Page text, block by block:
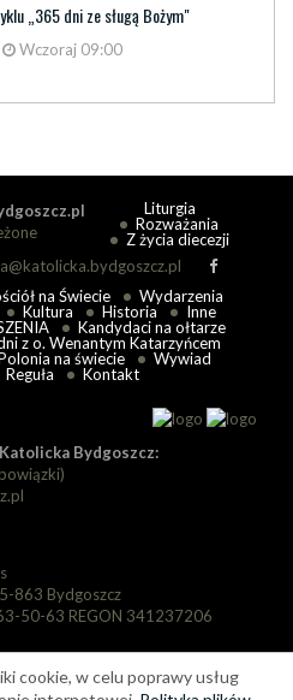
„365 dni ze sługą Bożym"
Wczoraj 09:00
Liturgia
Rozważania
Z życia diecezji
na Świecie
Wydarzenia
Kultura Historia
Inne
Kandydaci na ołtarze
z o. Wenantym Katarzyńcem
na świecie
Wywiad
Reguła Kontakt
Bydgoszcz:
863 Bydgoszcz
50-63 REGON 341237206
cookie, w celu poprawy usług